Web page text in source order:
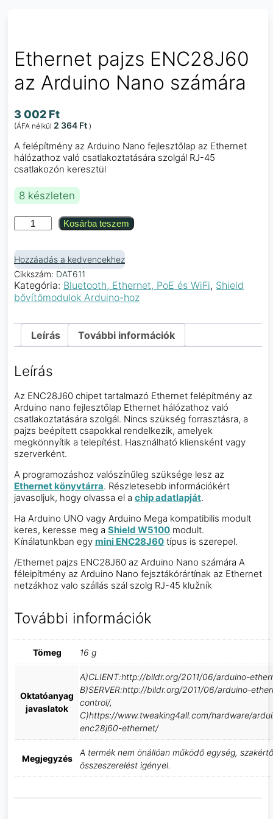
Ethernet pajzs ENC28J60
az Arduino Nano számára
3 002 Ft
(ÁFA nélkül 2 364 Ft )
A felépítmény az Arduino Nano fejlesztőlap az Ethernet
hálózathoz való csatlakoztatására szolgál RJ-45
csatlakozón keresztül
8 készleten
Ethernet
pajzs
az
Arduino
Nano
számára
Kosárba teszem
Hozzáadás a kedvencekhez
Cikkszám: DAT611
Kategória: Bluetooth, Ethernet, PoE és WiFi, Shield
bővítőmodulok Arduino-hoz
Leírás További információk
Leírás
Az ENC28J60 chipet tartalmazó Ethernet felépítmény az
Arduino nano fejlesztőlap Ethernet hálózathoz való
csatlakoztatására szolgál. Nincs szükség forrasztásra, a
pajzs beépített csapokkal rendelkezik, amelyek
megkönnyítik a telepítést. Használható kliensként vagy
szerverként.
A programozáshoz valószínűleg szüksége lesz az
Ethernet könyvtárra. Részletesebb információkért
javasoljuk, hogy olvassa el a chip adatlapját.
Ha Arduino UNO vagy Arduino Mega kompatibilis modult
keres, keresse meg a Shield W5100 modult.
Kínálatunkban egy mini ENC28J60 típus is szerepel.
/Ethernet pajzs ENC28J60 az Arduino Nano számára A
féleipítmény az Arduino Nano fejsztákórártínak az Ethernet
netzákhoz valo szállás szál szolg RJ-45 klužník
További információk
Tömeg 16 g
Oktatóanyag
javaslatok
A)CLIENT:http://bildr.org/2011/06/arduino-
B)SERVER:http://bildr.org/2011/06/arduino-
control/,
C)https://www.tweaking4all.com/hardware/
enc28j60-ethernet/
Megjegyzés
A termék nem önállóan működő egység,
összeszerelést igényel.